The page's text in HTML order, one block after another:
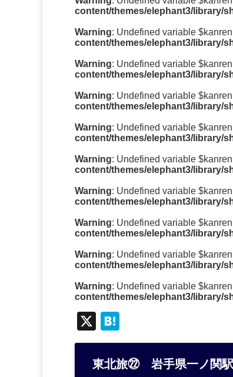
content/themes/elephant3/library/
Warning: Undefined variable
content/themes/elephant3/library/
Warning: Undefined variable
content/themes/elephant3/library/
Warning: Undefined variable
content/themes/elephant3/library/
Warning: Undefined variable
content/themes/elephant3/library/
Warning: Undefined variable
content/themes/elephant3/library/
Warning: Undefined variable
content/themes/elephant3/library/
Warning: Undefined variable
content/themes/elephant3/library/
Warning: Undefined variable
content/themes/elephant3/library/
Warning: Undefined variable
content/themes/elephant3/library/
X
at
e
東北旅㉒ 岩手県一ノ関駅